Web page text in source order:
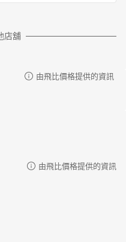
店舖
由飛比價格提供的資訊
由飛比價格提供的資訊